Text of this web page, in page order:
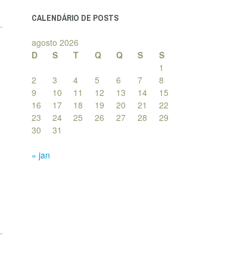
CALENDÁRIO DE POSTS
agosto 2026
D
S T Q Q S
S
1
2
3 4 5 6 7
8
9
10 11 12 13 14
15
16
17 18 19 20 21
22
23
24 25 26 27 28
29
30
31
« jan